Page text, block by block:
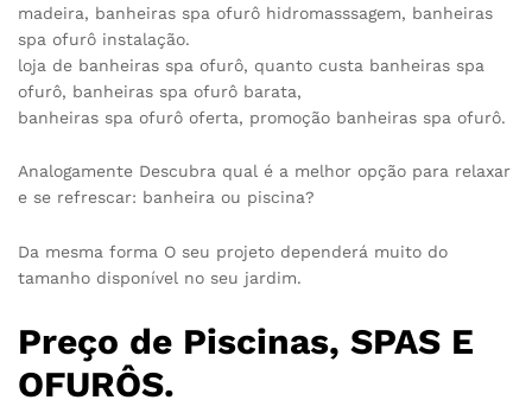
madeira, banheiras spa ofurô hidromasssagem, banheiras
spa ofurô instalação.
loja de banheiras spa ofurô, quanto custa banheiras spa
ofurô, banheiras spa ofurô barata,
banheiras spa ofurô oferta, promoção banheiras spa ofurô.
Analogamente Descubra qual é a melhor opção para relaxar
e se refrescar: banheira ou piscina?
Da mesma forma O seu projeto dependerá muito do
tamanho disponível no seu jardim.
Preço de Piscinas, SPAS E
OFURÔS.